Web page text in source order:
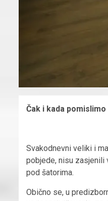
Čak i kada
Svakodnevni veliki i
pobjede, nisu zasjenili
pod šatorima.
Obično se, u